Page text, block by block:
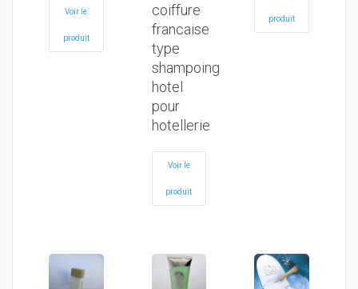
Voir le
produit
coiffure
francaise
type
shampoing
hotel
pour
hotellerie
Voir le
produit
produit